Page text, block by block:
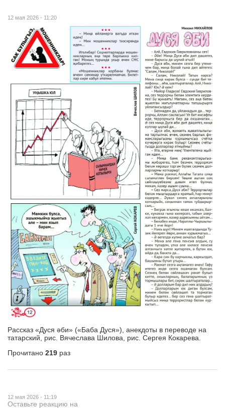
12 мая 2026 - 11:20
Рассказ «Дуся әби» («Баба Дуся»), анекдоты в переводе на
татарский, рис. Вячеслава Шилова, рис. Сергея Кокарева.
Прочитано 219 раз
12 мая 2026 - 11:19
Оставьте реакцию на